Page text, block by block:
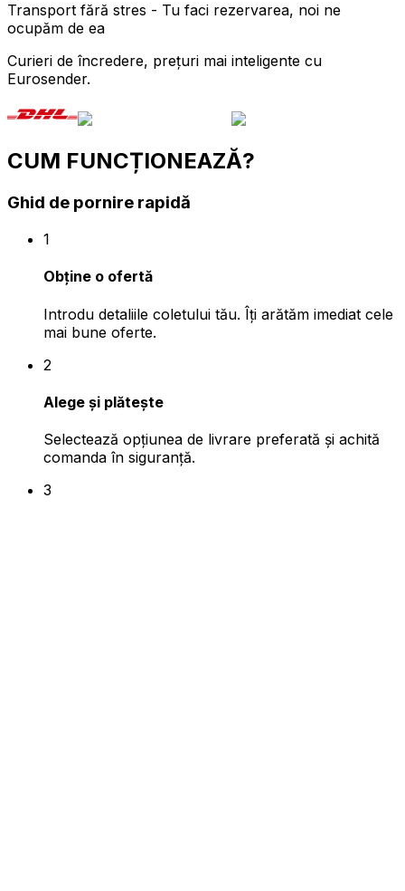
Transport fără stres - Tu faci rezervarea, noi ne ocupăm
de ea
Curieri de încredere, prețuri mai inteligente cu
Eurosender.
CUM FUNCȚIONEAZĂ?
Ghid de pornire rapidă
1
Obține o ofertă
Introdu detaliile coletului tău. Îți arătăm imediat cele
mai bune oferte.
2
Alege și plătește
Selectează opțiunea de livrare preferată și achită
comanda în siguranță.
3